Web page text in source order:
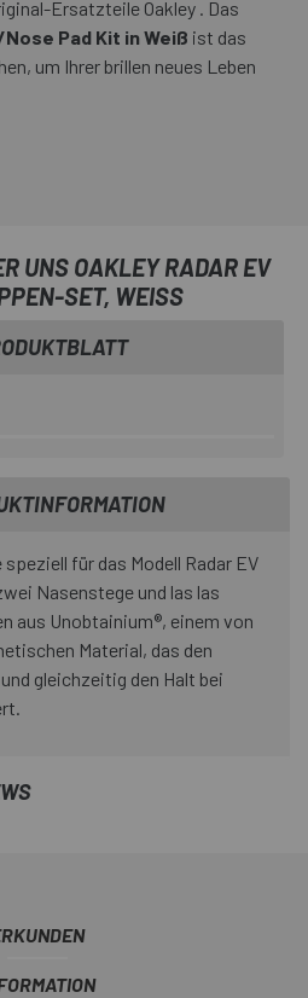
Ersatzteile Oakley . Das
Pad Kit in Weiß ist das
um Ihrer brillen neues Leben
UNS OAKLEY RADAR EV
SET, WEISS
für das Modell Radar EV
Nasenstege und las las
aus Unobtainium®, einem von
Material, das den
gleichzeitig den Halt bei